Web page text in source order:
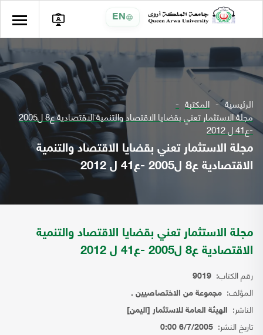
EN
الرئيسية المكتبة
مجلة الاستثمار تعني بقضايا الاقتصاد والتنمية الاقتصادية ع8 ل2005
-ع41 ل 2012
مجلة الاستثمار تعني بقضايا الاقتصاد والتنمية
الاقتصادية ع8 ل2005 -ع41 ل 2012
مجلة الاستثمار تعني بقضايا الاقتصاد والتنمية
الاقتصادية ع8 ل2005 -ع41 ل 2012
رقم الكتاب: 9019
المؤلف: مجموعة من الاختصاصيين .
الناشر: الهيئة العامة للاستثمار [اليمن]
تاريخ النشر: 6/7/2005 0:00